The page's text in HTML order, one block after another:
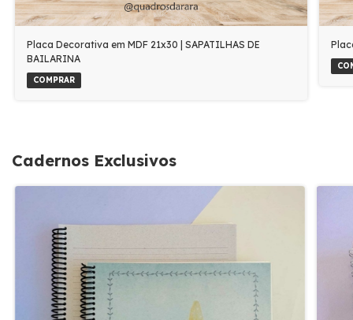
Placa Decorativa em MDF 21x30 | SAPATILHAS DE
BAILARINA
COMPRAR
Cadernos Exclusivos